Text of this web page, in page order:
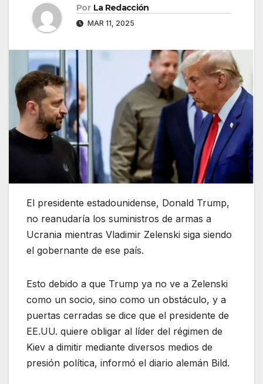
Por La Redacción
MAR 11, 2025
El presidente estadounidense, Donald Trump,
no reanudaría los suministros de armas a
Ucrania mientras Vladimir Zelenski siga siendo
el gobernante de ese país.
Esto debido a que Trump ya no ve a Zelenski
como un socio, sino como un obstáculo, y a
puertas cerradas se dice que el presidente de
EE.UU. quiere obligar al líder del régimen de
Kiev a dimitir mediante diversos medios de
presión política, informó el diario alemán Bild.